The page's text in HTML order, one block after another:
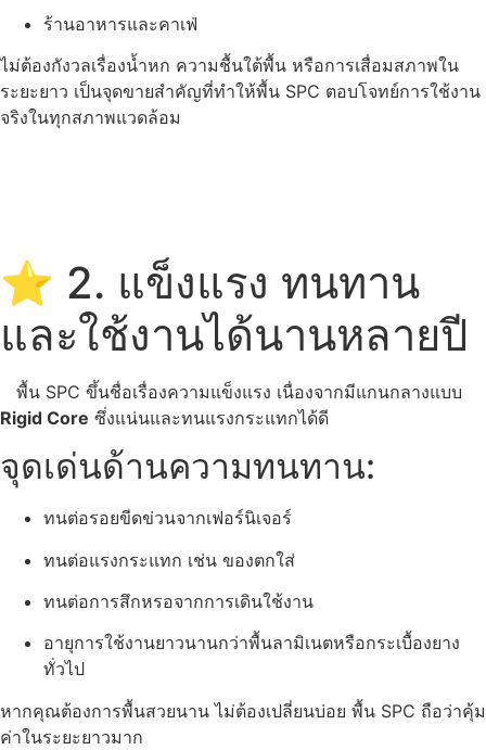
ร้านอาหารและคาเฟ่
ไม่ต้องกังวลเรื่องน้ำหก ความชื้นใต้พื้น หรือการเสื่อมสภาพใน
ระยะยาว เป็นจุดขายสำคัญที่ทำให้พื้น SPC ตอบโจทย์การใช้งาน
จริงในทุกสภาพแวดล้อม
⭐ 2. แข็งแรง ทนทาน
และใช้งานได้นานหลายปี
พื้น SPC ขึ้นชื่อเรื่องความแข็งแรง เนื่องจากมีแกนกลางแบบ
Rigid Core ซึ่งแน่นและทนแรงกระแทกได้ดี
จุดเด่นด้านความทนทาน:
ทนต่อรอยขีดข่วนจากเฟอร์นิเจอร์
ทนต่อแรงกระแทก เช่น ของตกใส่
ทนต่อการสึกหรอจากการเดินใช้งาน
อายุการใช้งานยาวนานกว่าพื้นลามิเนตหรือกระเบื้องยาง
ทั่วไป
หากคุณต้องการพื้นสวยนาน ไม่ต้องเปลี่ยนบ่อย พื้น SPC ถือว่าคุ้ม
ค่าในระยะยาวมาก